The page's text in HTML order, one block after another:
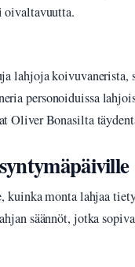
oivaltavuutta.
lahjoja
personoiduissa
Oliver Bonasilta
monta lahjaa
säännöt, jotka